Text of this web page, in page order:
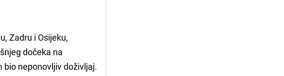
Zadru i Osijeku,
dočeka na
bio neponovljiv doživljaj.